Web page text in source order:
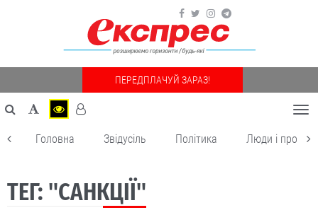
ПЕРЕДПЛАЧУЙ ЗАРАЗ!
Головна Звідусіль Політика Люди і
ТЕГ: "САНКЦІЇ"